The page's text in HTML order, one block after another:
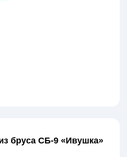
бруса СБ-9 «Ивушка»